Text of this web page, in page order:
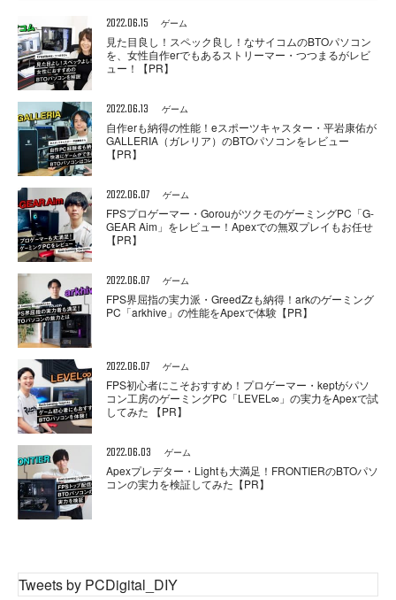
2022.06.15 ゲーム
見た目良し！スペック良し！なサイコムのBTOパソコン
を、女性自作erでもあるストリーマー・つつまるがレビ
ュー！【PR】
2022.06.13 ゲーム
自作erも納得の性能！eスポーツキャスター・平岩康佑が
GALLERIA（ガレリア）のBTOパソコンをレビュー
【PR】
2022.06.07 ゲーム
FPSプロゲーマー・GorouがツクモのゲーミングPC「G-
GEAR Aim」をレビュー！Apexでの無双プレイもお任せ
【PR】
2022.06.07 ゲーム
FPS界屈指の実力派・GreedZzも納得！arkのゲーミング
PC「arkhive」の性能をApexで体験【PR】
2022.06.07 ゲーム
FPS初心者にこそおすすめ！プロゲーマー・keptがパソ
コン工房のゲーミングPC「LEVEL∞」の実力をApexで試
してみた 【PR】
2022.06.03 ゲーム
Apexプレデター・Lightも大満足！FRONTIERのBTOパソ
コンの実力を検証してみた【PR】
Tweets by PCDigital_DIY